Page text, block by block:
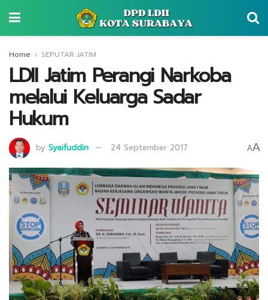
Home SEPUTAR JATIM
LDII Jatim Perangi Narkoba
melalui Keluarga Sadar
Hukum
by Syaifuddin 24 September 2017 AA